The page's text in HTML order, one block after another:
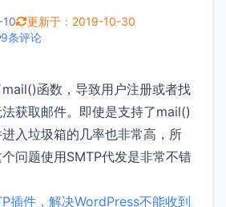
10
更新于：2019-10-30
9条评论
函数，导致用户注册或者找
获取邮件。即使是支持了mail()
入垃圾箱的几率也非常高，所
问题使用SMTP代发是非常不错
插件，解决WordPress不能收到